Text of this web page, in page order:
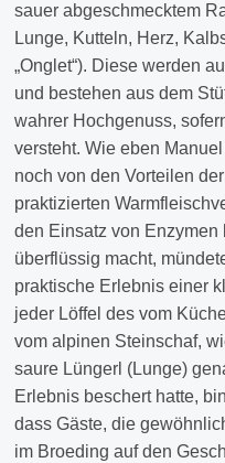
sauer abgeschmecktem
Lunge, Kutteln, Herz,
„Onglet“). Diese werden
und bestehen aus dem
wahrer Hochgenuss,
versteht. Wie eben
noch von den Vorteilen
praktizierten
den Einsatz von Enzymen
überflüssig macht,
praktische Erlebnis einer
jeder Löffel des vom
vom alpinen Steinschaf,
saure Lüngerl (Lunge)
Erlebnis beschert hatte,
dass Gäste, die
im Broeding auf den